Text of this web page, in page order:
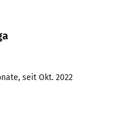
seit Okt. 2022